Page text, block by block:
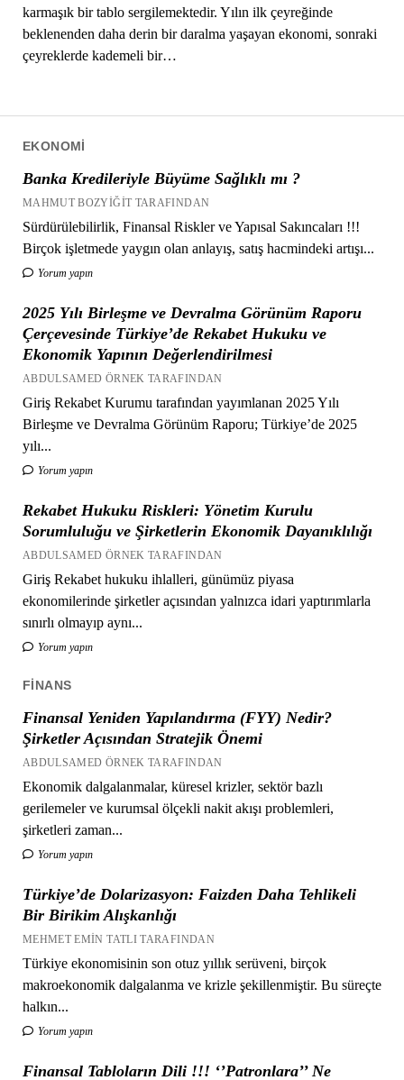
EKONOMI
Banka Kredileriyle Büyüme Sağlıklı mı ?
MAHMUT BOZYIĞIT TARAFINDAN
Sürdürülebilirlik, Finansal Riskler ve Yapısal Sakıncaları !!!
Birçok işletmede yaygın olan anlayış, satış hacmindeki artışı...
Yorum yapın
2025 Yılı Birleşme ve Devralma Görünüm Raporu
Çerçevesinde Türkiye’de Rekabet Hukuku ve
Ekonomik Yapının Değerlendirilmesi
ABDULSAMED ÖRNEK TARAFINDAN
Giriş Rekabet Kurumu tarafından yayımlanan 2025 Yılı
Birleşme ve Devralma Görünüm Raporu; Türkiye’de 2025
yılı...
Yorum yapın
Rekabet Hukuku Riskleri: Yönetim Kurulu
Sorumluluğu ve Şirketlerin Ekonomik Dayanıklılığı
ABDULSAMED ÖRNEK TARAFINDAN
Giriş Rekabet hukuku ihlalleri, günümüz piyasa
ekonomilerinde şirketler açısından yalnızca idari yaptırımlarla
sınırlı olmayıp aynı...
Yorum yapın
FINANS
Finansal Yeniden Yapılandırma (FYY) Nedir?
Şirketler Açısından Stratejik Önemi
ABDULSAMED ÖRNEK TARAFINDAN
Ekonomik dalgalanmalar, küresel krizler, sektör bazlı
gerilemeler ve kurumsal ölçekli nakit akışı problemleri,
şirketleri zaman...
Yorum yapın
Türkiye’de Dolarizasyon: Faizden Daha Tehlikeli
Bir Birikim Alışkanlığı
MEHMET EMIN TATLI TARAFINDAN
Türkiye ekonomisinin son otuz yıllık serüveni, birçok
makroekonomik dalgalanma ve krizle şekillenmiştir. Bu süreçte
halkın...
Yorum yapın
Finansal Tabloların Dili !!! ‘’Patronlara’’ Ne
karmaşık bir tablo sergilemektedir. Yılın ilk çeyreğinde
beklenenden daha derin bir daralma yaşayan ekonomi, sonraki
çeyreklerde kademeli bir…